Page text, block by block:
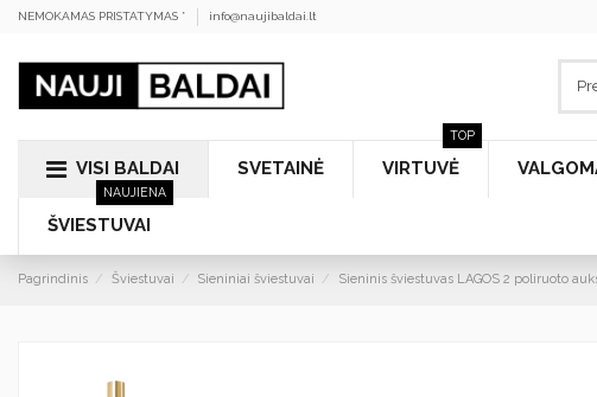
NEMOKAMAS PRISTATYMAS * info@naujibaldai.lt
VISI BALDAI SVETAINĖ VIRTUVĖ
TOP
ŠVIESTUVAI
NAUJIENA
Pagrindinis Šviestuvai Sieniniai šviestuvai Sieninis šviestuvas LAGOS 2 poliruoto